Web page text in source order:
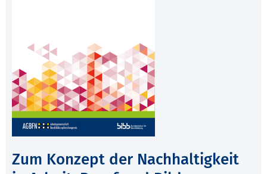
Zum Konzept der Nachhaltigkeit